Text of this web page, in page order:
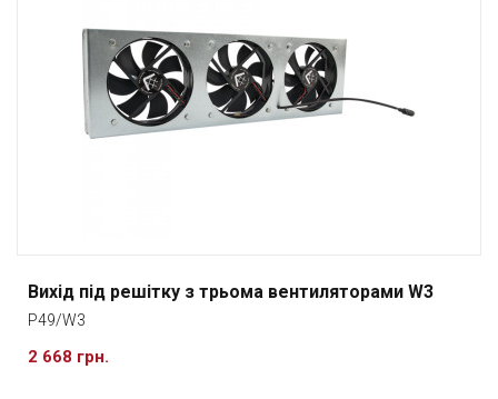
Вихід під решітку з трьома вентиляторами W3
P49/W3
2 668 грн.